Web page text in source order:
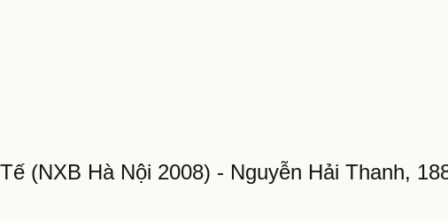
(NXB Hà Nội 2008) - Nguyễn Hải Thanh,